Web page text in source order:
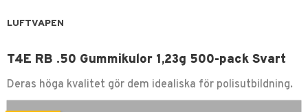
LUFTVAPEN
T4E RB .50 Gummikulor 1,23g 500-pack Svart
Deras höga kvalitet gör dem idealiska för polisutbildning.